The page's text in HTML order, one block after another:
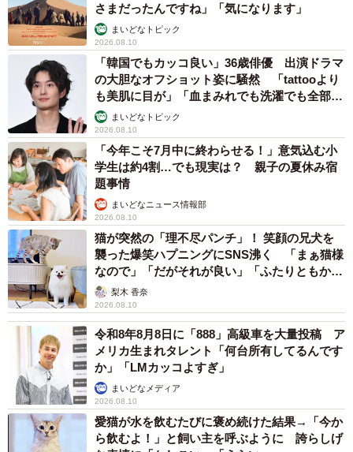
アリの触覚の節の数なんて数えたことありません！……が、これが種類
特定のための一つの基準になるそう。確かに12節あります（画像提供：
さうすさん）
ええ！あの小さなアリの触覚の節を、正確に数えるさうす
さんを尊敬します。
「すると、5つの属に絞られることがわかった。データベー
スの写真と今回の種を見比べ、色やプロポーションから最
も形態的に近いと判断したルリアリ属を開いてみる。『腹
柄節が鱗片状で高く薄い』『腹部第１節は腹柄節におおい
かぶさらない』『頭部と胸部の体表に明瞭な点刻を持たな
い』」
さまだったんですね」「気になります」
まいどなトピック
2026.08.10
「韓国でもカッコ良い」36歳俳優 出演ドラマ
の大胆なオフショット姿に騒然 「tattooより
も美肌に目が」「血まみれでも洗濯でも全部か
っこいい」
まいどなトピック
2026.08.10
「今年こそ7月中に終わらせる！」意気込む小
学生は約4割…でも現実は？ 親子の夏休み宿
題事情
まいどなニュース情報部
2026.08.10
猫が突然の「理不尽パンチ」！ 笑顔の兄犬を
襲った爆笑ハプニングにSNS沸く 「まぁ猫様
なので」「だがそれが良い」「ふたりともかわ
いいね」
梨木 香奈
2026.08.10
令和8年8月8日に「888」高級車を大量投稿 ア
メリカ生まれタレント「何台所有してるんです
か」「LMカッコよすぎ」
まいどなメディア
2026.08.10
愛猫が水を飲むたびに褒め続けた結果→「今か
ら飲むよ！」と飼い主を呼ぶように 誇らしげ